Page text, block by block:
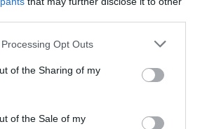
Opt Outs
of the Sharing of my
of the Sale of my